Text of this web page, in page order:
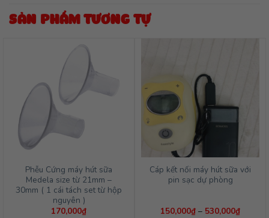
SẢN PHẨM TƯƠNG TỰ
Phễu Cứng máy hút sữa
Medela size từ 21mm –
30mm ( 1 cái tách set từ hộp
nguyên )
170,000₫
Cáp kết nối máy hút sữa với
pin sạc dự phòng
150,000₫ – 530,000₫Khoảng